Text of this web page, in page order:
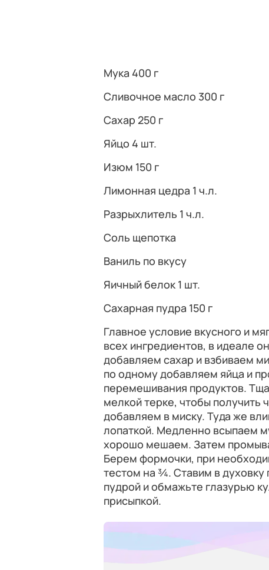
Мука 400 г
Сливочное масло 300 г
Сахар 250 г
Яйцо 4 шт.
Изюм 150 г
Лимонная цедра 1 ч.л.
Разрыхлитель 1 ч.л.
Соль щепотка
Ваниль по вкусу
Яичный белок 1 шт.
Сахарная пудра 150 г
Главное условие вкусного и
всех ингредиентов, в идеале
добавляем сахар и взбиваем
по одному добавляем яйца и
перемешивания продуктов.
мелкой терке, чтобы получить
добавляем в миску. Туда же
лопаткой. Медленно всыпаем
хорошо мешаем. Затем
Берем формочки, при
тестом на ¾. Ставим в духовку
пудрой и обмажьте глазурью
присыпкой.